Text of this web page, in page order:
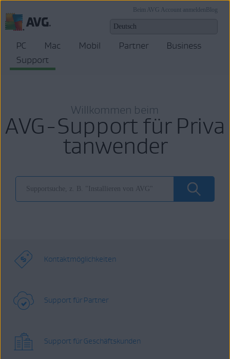
Blog
Beim AVG Account anmelden
PC Mac Mobil Partner
Business
Support
Willkommen beim
AVG-Support für Priva
tanwender
Kontaktmöglichkeiten
Support für Partner
Support für Geschäftskunden